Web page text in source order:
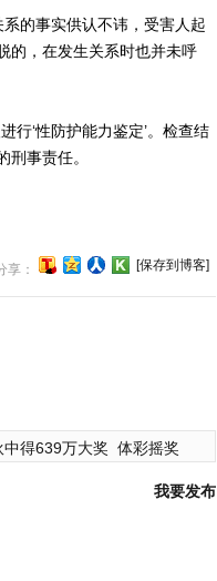
的事实供认不讳，受害人起
的，在发生关系时也并未呼
‘性防护能力鉴定’。检查结
事责任。
享： [保存到博客]
中得639万大奖 体彩摇奖
我要发布